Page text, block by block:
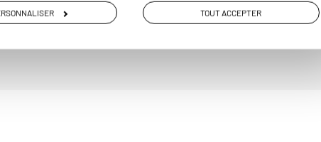
TOUT ACCEPTER
DE VOYAGE EN AUTRICHE